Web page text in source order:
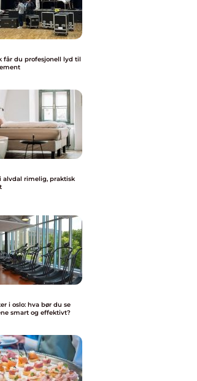
praktisk
i oslo: hva bør du se
smart og effektivt?